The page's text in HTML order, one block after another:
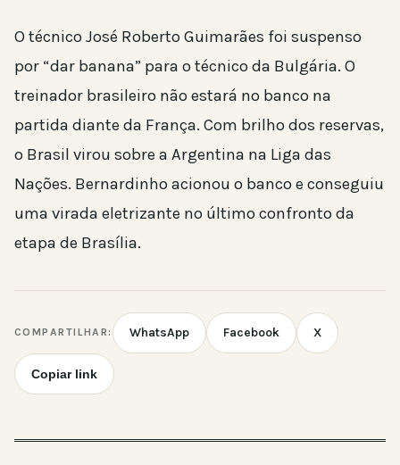
O técnico José Roberto Guimarães foi suspenso
por “dar banana” para o técnico da Bulgária. O
treinador brasileiro não estará no banco na
partida diante da França. Com brilho dos reservas,
o Brasil virou sobre a Argentina na Liga das
Nações. Bernardinho acionou o banco e conseguiu
uma virada eletrizante no último confronto da
etapa de Brasília.
COMPARTILHAR: WhatsApp Facebook X
Copiar link